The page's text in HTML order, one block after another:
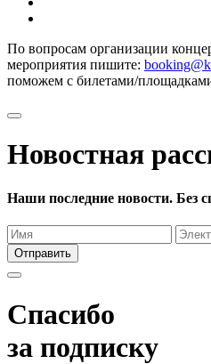
По вопросам организации
мероприятия пишите:
поможем с билетами/
Новостная
Наши последние новости. Без
Отправить
Спасибо
за подписку